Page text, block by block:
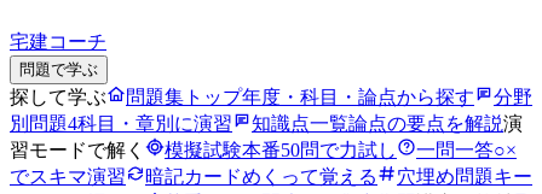
宅建コーチ
問題で学ぶ
探して学ぶ 問題集トップ年度・科目・論点から探す
分野
別問題4科目・章別に演習 知識点一覧論点の要点を解説演
習モードで解く
模擬試験本番50問で力試し 一問一答○×
でスキマ演習
暗記カードめくって覚える 穴埋め問題キー